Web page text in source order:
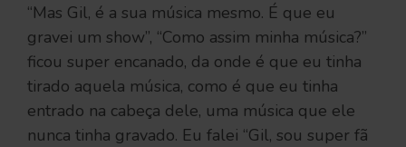
“Mas Gil, é a sua música mesmo. É que eu
gravei um show”, “Como assim minha música?”
ficou super encanado, da onde é que eu tinha
tirado aquela música, como é que eu tinha
entrado na cabeça dele, uma música que ele
nunca tinha gravado. Eu falei “Gil, sou super fã